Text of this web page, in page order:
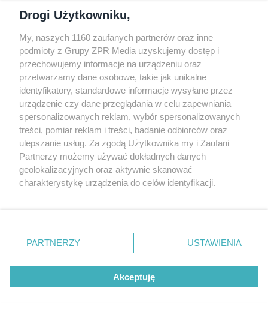
Przejdź do poprzedniej strony
Projekty domów z wejściem od południa
Czym charakteryzują się projekty domów z
wejściem od południa?
Projekty domów z wejściem od południa wyróżnia inteligentny i
niestandardowy układ funkcjonalny, zaprojektowany z myślą o
maksymalnym komforcie i efektywności energetycznej. Wejście
zlokalizowane na frontowej, południowej elewacji to optymalne
kluczowymi przeszkleniami skierowanymi na południe. Taki układ
gwarantuje maksymalizację zysków solarnych, co przekłada się
na doskonałe doświetlenie wnętrz i naturalne dogrzewanie
budynku, a w efekcie – na obniżenie rachunków za
Drogi Użytkowniku,
My, naszych 1160 zaufanych partnerów oraz inne
podmioty z Grupy ZPR Media uzyskujemy dostęp i
przechowujemy informacje na urządzeniu oraz
przetwarzamy dane osobowe, takie jak unikalne
identyfikatory, standardowe informacje wysyłane przez
urządzenie czy dane przeglądania w celu zapewniania
spersonalizowanych reklam, wybór spersonalizowanych
treści, pomiar reklam i treści, badanie odbiorców oraz
ulepszanie usług. Za zgodą Użytkownika my i Zaufani
Partnerzy możemy używać dokładnych danych
geolokalizacyjnych oraz aktywnie skanować
charakterystykę urządzenia do celów identyfikacji.
zmienić/wycofać klikając przycisk ustawień prywatności
znajdujący się w lewym dolnym rogu strony
rodzaje przetwarzania danych nie wymagają zgody
użytkownika, ale masz prawo sprzeciwić się takiemu
przetwarzaniu. Preferencje będą miały zastosowanie tylko
PARTNERZY USTAWIENIA
Akceptuję